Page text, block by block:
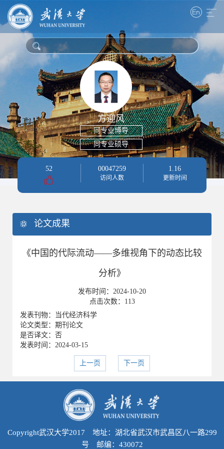
方迎风
同专业博导
同专业硕导
52 00047259
访问人数
1.16
更新时间
论文成果
《中国的代际流动——多维视角下的动态比较
分析》
发布时间： 2024-10-20
点击次数： 113
发表刊物：当代经济科学
论文类型：期刊论文
是否译文：否
发表时间：2024-03-15
上一页 下一页
Copyright武汉大学2017 地址：湖北省武汉市武昌区八一路299
号 邮编：430072